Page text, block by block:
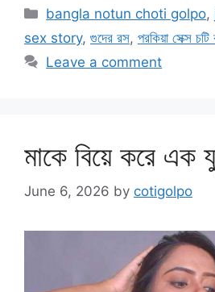
Categories
bangla notun choti golpo,
sex story, গুদের রস, পরকিয়া সেক্স চটি
Leave a comment
মাকে বিয়ে করে এক
June 6, 2026 by cotigolpo